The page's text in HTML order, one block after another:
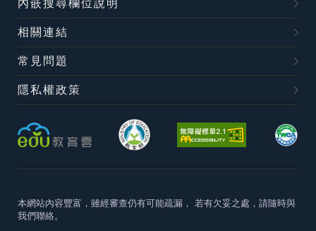
內嵌搜尋欄位說明
相關連結
常見問題
隱私權政策
本網站內容豐富，雖經審查仍有可能疏漏， 若有欠妥之處，請隨時與
我們聯絡。